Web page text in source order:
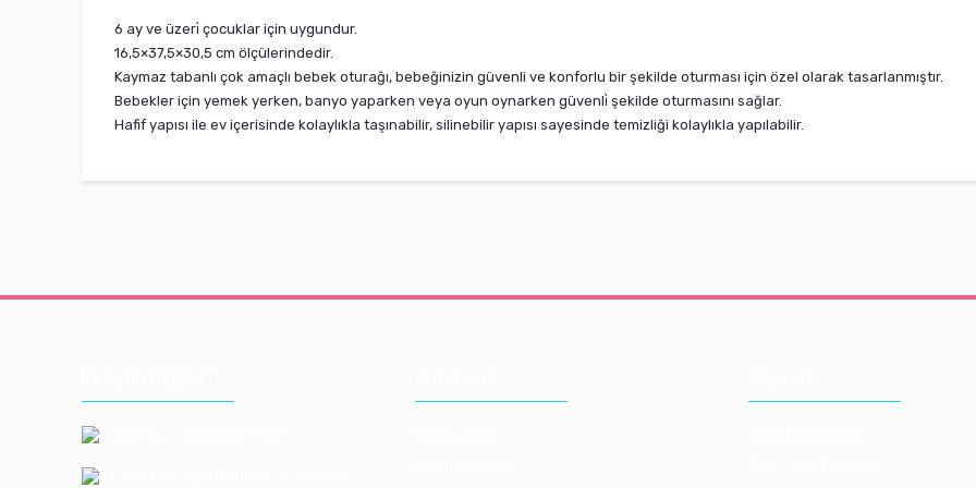
6 ay ve üzeri̇ çocuklar için uygundur.
16,5×37,5×30,5 cm ölçülerindedir.
Kaymaz tabanlı çok amaçlı bebek oturağı, bebeğinizin güvenli ve konforlu bir şekilde oturması için özel olarak tasarlanmıştır.
Bebekler için yemek yerken, banyo yaparken veya oyun oynarken güvenli̇ şekilde oturmasını sağlar.
Hafif yapısı ile ev içerisinde kolaylıkla taşınabilir, silinebilir yapısı sayesinde temizliği kolaylıkla yapılabilir.